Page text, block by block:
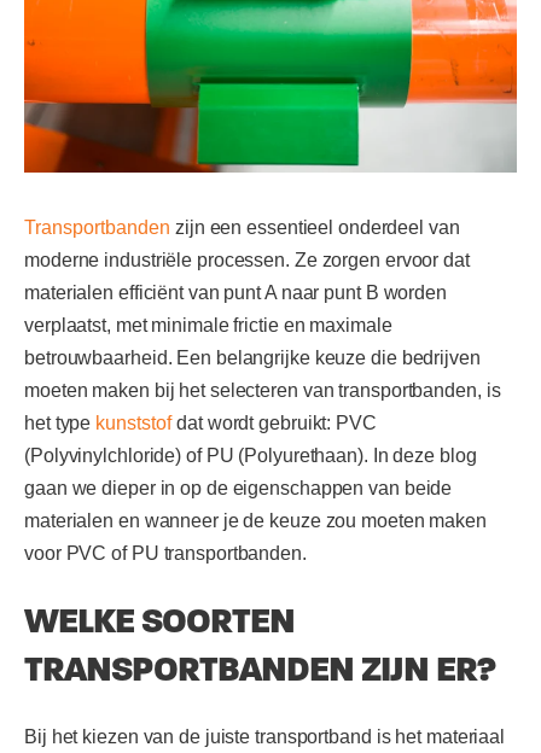
Transportbanden zijn een essentieel onderdeel van
moderne industriële processen. Ze zorgen ervoor dat
materialen efficiënt van punt A naar punt B worden
verplaatst, met minimale frictie en maximale
betrouwbaarheid. Een belangrijke keuze die bedrijven
moeten maken bij het selecteren van transportbanden, is
het type kunststofdat wordt gebruikt: PVC
(Polyvinylchloride) of PU (Polyurethaan). In deze blog
gaan we dieper in op de eigenschappen van beide
materialen en wanneer je de keuze zou moeten maken
voor PVC of PU transportbanden.
WELKE SOORTEN
TRANSPORTBANDEN ZIJN ER?
Bij het kiezen van de juiste transportband is het materiaal